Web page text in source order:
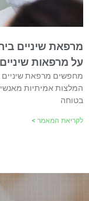
מרפאת שיניים
על מרפאות
מחפשים מרפאת שיניים
המלצות אמיתיות
בטוחה
לקריאת המאמר >